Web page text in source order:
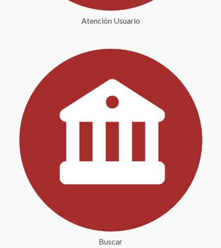
Atención Usuario
Buscar